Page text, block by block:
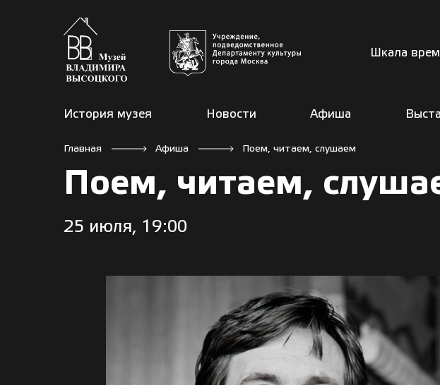
Шкала
История музея Новости Афиша
Главная Афиша Поем, читаем, слушаем
Поем, читаем,
25 июля, 19:00